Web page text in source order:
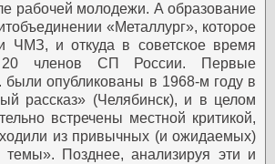
рабочей молодежи. А образование
«Металлург», которое
ЧМЗ, и откуда в советское время
членов СП России. Первые
были опубликованы в 1968-м году в
рассказ» (Челябинск), и в целом
встречены местной критикой,
из привычных (и ожидаемых)
темы». Позднее, анализируя эти и